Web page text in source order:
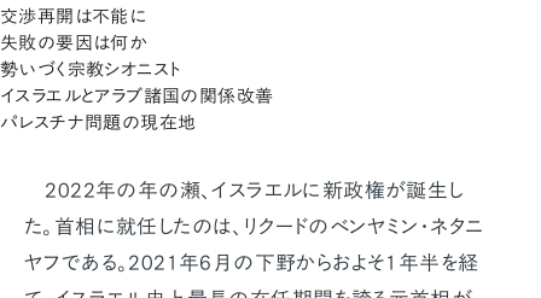
交渉再開は不能に
失敗の要因は何か
勢いづく宗教シオニスト
イスラエルとアラブ諸国の関係改善
パレスチナ問題の現在地
2022年の年の瀬、イスラエルに新政権が誕生し
た。首相に就任したのは、リクードのべンヤミン・ネタニ
ヤフである。2021年6月の下野からおよそ1年半を経